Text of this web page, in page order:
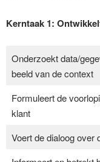
Kerntaak 1:
Onderzoekt data/
beeld van de context
Formuleert de
klant
Voert de dialoog over